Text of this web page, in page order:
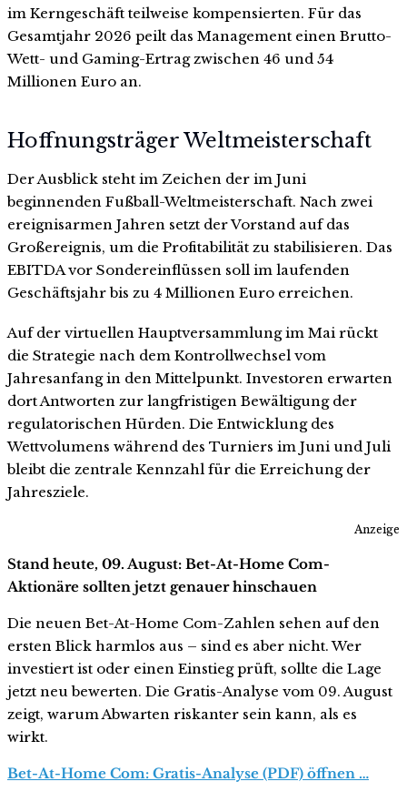
im Kerngeschäft teilweise kompensierten. Für das
Gesamtjahr 2026 peilt das Management einen Brutto-
Wett- und Gaming-Ertrag zwischen 46 und 54
Millionen Euro an.
Hoffnungsträger Weltmeisterschaft
Der Ausblick steht im Zeichen der im Juni
beginnenden Fußball-Weltmeisterschaft. Nach zwei
ereignisarmen Jahren setzt der Vorstand auf das
Großereignis, um die Profitabilität zu stabilisieren. Das
EBITDA vor Sondereinflüssen soll im laufenden
Geschäftsjahr bis zu 4 Millionen Euro erreichen.
Auf der virtuellen Hauptversammlung im Mai rückt
die Strategie nach dem Kontrollwechsel vom
Jahresanfang in den Mittelpunkt. Investoren erwarten
dort Antworten zur langfristigen Bewältigung der
regulatorischen Hürden. Die Entwicklung des
Wettvolumens während des Turniers im Juni und Juli
bleibt die zentrale Kennzahl für die Erreichung der
Jahresziele.
Anzeige
Stand heute, 09. August: Bet-At-Home Com-
Aktionäre sollten jetzt genauer hinschauen
Die neuen Bet-At-Home Com-Zahlen sehen auf den
ersten Blick harmlos aus – sind es aber nicht. Wer
investiert ist oder einen Einstieg prüft, sollte die Lage
jetzt neu bewerten. Die Gratis-Analyse vom 09. August
zeigt, warum Abwarten riskanter sein kann, als es
wirkt.
Bet-At-Home Com: Gratis-Analyse (PDF) öffnen …